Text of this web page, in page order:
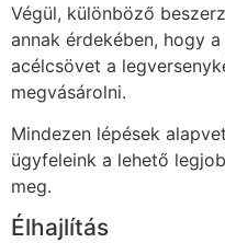
Végül, különböző
annak érdekében, hogy
acélcsövet a
megvásárolni.
Mindezen lépések
ügyfeleink a lehető
meg.
Élhajlítás